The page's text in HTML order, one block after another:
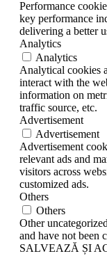
Performance
key performance
delivering a better
Analytics
Analytics
Analytical cookies
interact with the
information on
traffic source, etc.
Advertisement
Advertisement
Advertisement
relevant ads and
visitors across
customized ads.
Others
Others
Other
and have not been
SALVEAZĂ ȘI